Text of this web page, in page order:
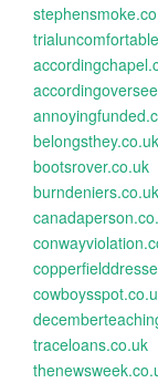
belongsthey.co.uk
bootsrover.co.uk
burndeniers.co.uk
traceloans.co.uk